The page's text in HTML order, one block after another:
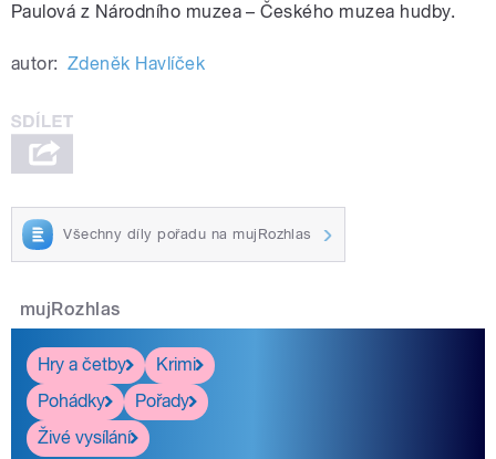
Paulová z Národního muzea – Českého muzea hudby.
autor: Zdeněk Havlíček
Všechny díly pořadu na mujRozhlas
mujRozhlas
Hry a četby
Krimi
Pohádky
Pořady
Živé vysílání